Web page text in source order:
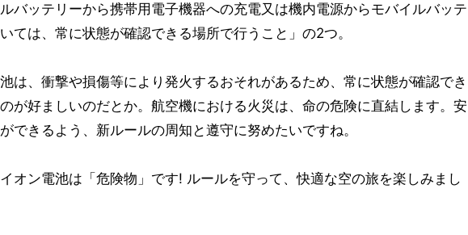
ルバッテリーから携帯用電子機器への充電又は機内電源からモバイルバッテ
ては、常に状態が確認できる場所で行うこと」の2つ。
は、衝撃や損傷等により発火するおそれがあるため、常に状態が確認でき
が好ましいのだとか。航空機における火災は、命の危険に直結します。安
できるよう、新ルールの周知と遵守に努めたいですね。
オン電池は「危険物」です! ルールを守って、快適な空の旅を楽しみまし